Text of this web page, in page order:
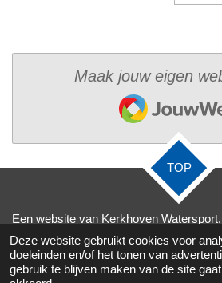
Deze website gebruikt cookies voor
doeleinden en/of het tonen van
gebruik te blijven maken van de site
Maak jouw eigen
JouwWeb
TOP
Een website van Kerkhoven Watersport.
Te bereiken via
en0653131344.